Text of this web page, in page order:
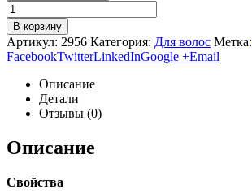
В корзину
Артикул: 2956 Категория: Для волос Метка:
FacebookTwitterLinkedInGoogle +Email
Описание
Детали
Отзывы (0)
Описание
Свойства